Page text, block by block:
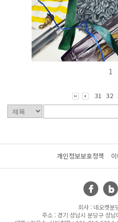
1
31 32
개인정보보호정책
회사 : 네오캣분
주소 : 경기 성남시 분당구 성